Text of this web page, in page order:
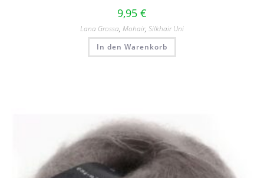
9,95 €
Lana Grossa, Mohair, Silkhair Uni
In den Warenkorb